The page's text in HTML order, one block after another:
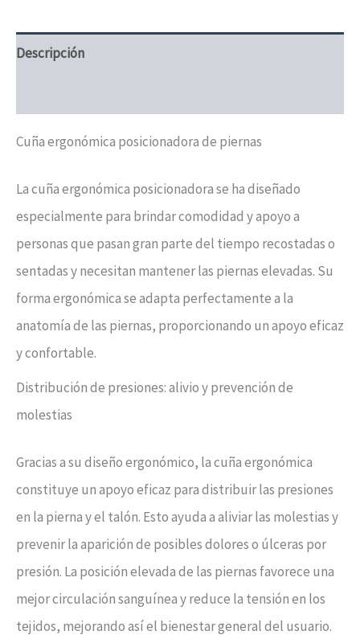
Descripción
Cuña ergonómica posicionadora de piernas
La cuña ergonómica posicionadora se ha diseñado
especialmente para brindar comodidad y apoyo a
personas que pasan gran parte del tiempo recostadas o
sentadas y necesitan mantener las piernas elevadas. Su
forma ergonómica se adapta perfectamente a la
anatomía de las piernas, proporcionando un apoyo eficaz
y confortable.
Distribución de presiones: alivio y prevención de
molestias
Gracias a su diseño ergonómico, la cuña ergonómica
constituye un apoyo eficaz para distribuir las presiones
en la pierna y el talón. Esto ayuda a aliviar las molestias y
prevenir la aparición de posibles dolores o úlceras por
presión. La posición elevada de las piernas favorece una
mejor circulación sanguínea y reduce la tensión en los
tejidos, mejorando así el bienestar general del usuario.